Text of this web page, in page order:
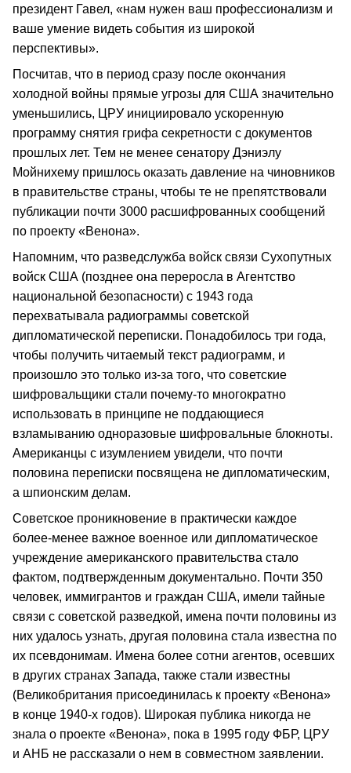
президент Гавел, «нам нужен ваш профессионализм и
ваше умение видеть события из широкой
перспективы».
Посчитав, что в период сразу после окончания
холодной войны прямые угрозы для США значительно
уменьшились, ЦРУ инициировало ускоренную
программу снятия грифа секретности с документов
прошлых лет. Тем не менее сенатору Дэниэлу
Мойнихему пришлось оказать давление на чиновников
в правительстве страны, чтобы те не препятствовали
публикации почти 3000 расшифрованных сообщений
по проекту «Венона».
Напомним, что разведслужба войск связи Сухопутных
войск США (позднее она переросла в Агентство
национальной безопасности) с 1943 года
перехватывала радиограммы советской
дипломатической переписки. Понадобилось три года,
чтобы получить читаемый текст радиограмм, и
произошло это только из-за того, что советские
шифровальщики стали почему-то многократно
использовать в принципе не поддающиеся
взламыванию одноразовые шифровальные блокноты.
Американцы с изумлением увидели, что почти
половина переписки посвящена не дипломатическим,
а шпионским делам.
Советское проникновение в практически каждое
более-менее важное военное или дипломатическое
учреждение американского правительства стало
фактом, подтвержденным документально. Почти 350
человек, иммигрантов и граждан США, имели тайные
связи с советской разведкой, имена почти половины из
них удалось узнать, другая половина стала известна по
их псевдонимам. Имена более сотни агентов, осевших
в других странах Запада, также стали известны
(Великобритания присоединилась к проекту «Венона»
в конце 1940-х годов). Широкая публика никогда не
знала о проекте «Венона», пока в 1995 году ФБР, ЦРУ
и АНБ не рассказали о нем в совместном заявлении.